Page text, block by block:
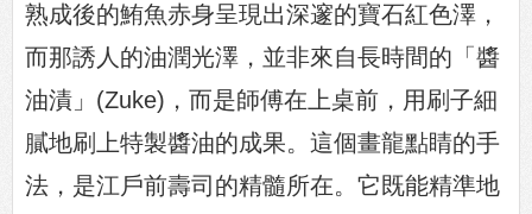
熟成後的鮪魚赤身呈現出深邃的寶石紅色澤，
而那誘人的油潤光澤，並非來自長時間的「醬
油漬」(Zuke)，而是師傅在上桌前，用刷子細
膩地刷上特製醬油的成果。這個畫龍點睛的手
法，是江戶前壽司的精髓所在。它既能精準地